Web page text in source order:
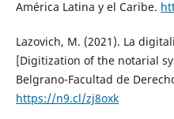
América Latina y el Caribe.
Lazovich, M. (2021). La
[Digitization of the notarial
Belgrano-Facultad de
https://n9.cl/zj8oxk